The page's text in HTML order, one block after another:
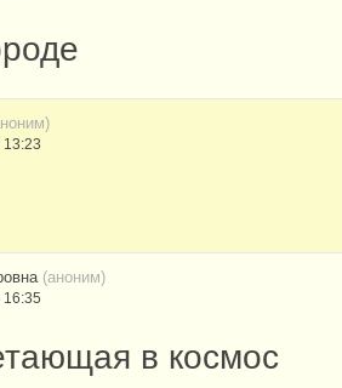
13:23
(аноним)
16:35
в космос